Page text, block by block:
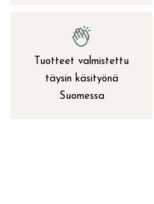
Tuotteet valmistettu
täysin käsityönä
Suomessa